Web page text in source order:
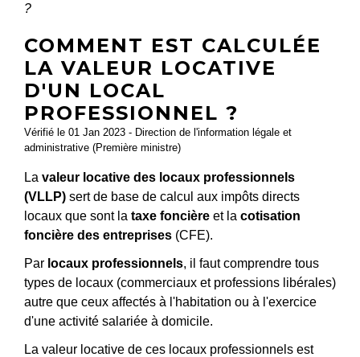
?
COMMENT EST CALCULÉE
LA VALEUR LOCATIVE
D'UN LOCAL
PROFESSIONNEL ?
Vérifié le 01 Jan 2023 - Direction de l'information légale et
administrative (Première ministre)
La valeur locative des locaux professionnels
(VLLP) sert de base de calcul aux impôts directs
locaux que sont la taxe foncière et la cotisation
foncière des entreprises (CFE).
Par locaux professionnels, il faut comprendre tous
types de locaux (commerciaux et professions libérales)
autre que ceux affectés à l'habitation ou à l'exercice
d'une activité salariée à domicile.
La valeur locative de ces locaux professionnels est